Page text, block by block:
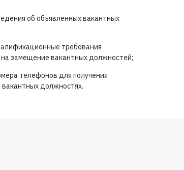
об объявленных вакантных
требования
замещение вакантных должностей;
телефонов для получения
должностях.